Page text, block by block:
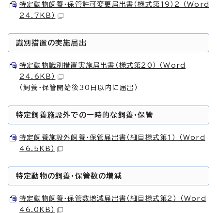
特定動物飼養・保管許可変更届出書（様式第19）2 （Word
24.7KB）
識別措置の実施届出
特定動物識別措置実施届出書（様式第20） （Word
24.6KB）
（飼養・保管開始後30日以内に届出）
特定飼養施設外での一時的な飼養・保管
特定飼養施設外飼養・保管届出書（細目様式第1） （Word
46.5KB）
特定動物の飼養・保管数の増減
特定動物飼養・保管数増減届出書（細目様式第2） （Word
46.0KB）